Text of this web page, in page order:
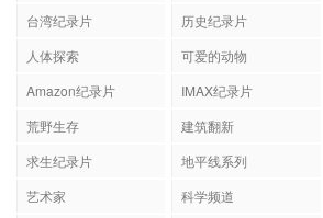
台湾纪录片
历史纪录片
人体探索
可爱的动物
Amazon纪录片
IMAX纪录片
荒野生存
建筑翻新
求生纪录片
地平线系列
艺术家
科学频道